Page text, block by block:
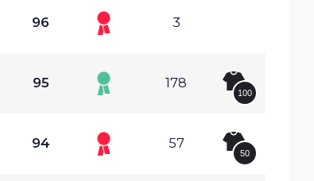
96 3
95 178
100
94 57
50